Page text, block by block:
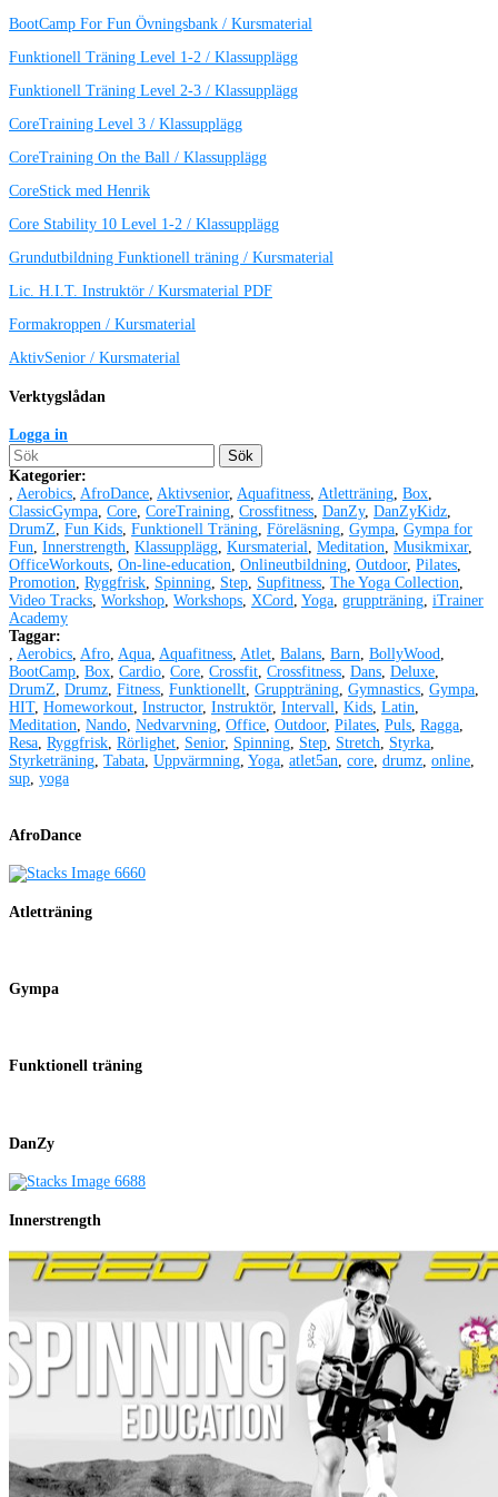
BootCamp For Fun Övningsbank / Kursmaterial
Funktionell Träning Level 1-2 / Klassupplägg
Funktionell Träning Level 2-3 / Klassupplägg
CoreTraining Level 3 / Klassupplägg
CoreTraining On the Ball / Klassupplägg
CoreStick med Henrik
Core Stability 10 Level 1-2 / Klassupplägg
Grundutbildning Funktionell träning / Kursmaterial
Lic. H.I.T. Instruktör / Kursmaterial PDF
Formakroppen / Kursmaterial
AktivSenior / Kursmaterial
Verktygslådan
Logga in
Sök
Kategorier:
, Aerobics, AfroDance, Aktivsenior, Aquafitness, Atletträning, Box,
ClassicGympa, Core, CoreTraining, Crossfitness, DanZy, DanZyKidz,
DrumZ, Fun Kids, Funktionell Träning, Föreläsning, Gympa, Gympa for
Fun, Innerstrength, Klassupplägg, Kursmaterial, Meditation, Musikmixar,
OfficeWorkouts, On-line-education, Onlineutbildning, Outdoor, Pilates,
Promotion, Ryggfrisk, Spinning, Step, Supfitness, The Yoga Collection,
Video Tracks, Workshop, Workshops, XCord, Yoga, gruppträning, iTrainer
Academy
Taggar:
, Aerobics, Afro, Aqua, Aquafitness, Atlet, Balans, Barn, BollyWood,
BootCamp, Box, Cardio, Core, Crossfit, Crossfitness, Dans, Deluxe,
DrumZ, Drumz, Fitness, Funktionellt, Gruppträning, Gymnastics, Gympa,
HIT, Homeworkout, Instructor, Instruktör, Intervall, Kids, Latin,
Meditation, Nando, Nedvarvning, Office, Outdoor, Pilates, Puls, Ragga,
Resa, Ryggfrisk, Rörlighet, Senior, Spinning, Step, Stretch, Styrka,
Styrketräning, Tabata, Uppvärmning, Yoga, atlet5an, core, drumz, online,
sup, yoga
AfroDance
Atletträning
Gympa
Funktionell träning
DanZy
Innerstrength